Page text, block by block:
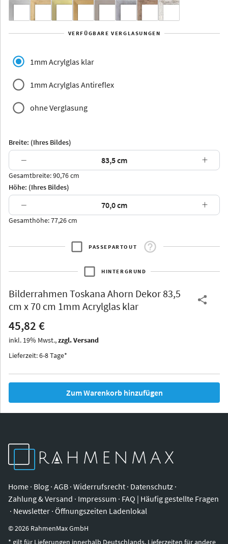
Yukon Alaska
Jersey Dauphine
Arran Luzern
Thurgau
Iowa
VERFÜGBARE VERGLASUNGEN
1mm Acrylglas klar
1mm Acrylglas Antireflex
ohne Verglasung
Breite: (Ihres Bildes)
− +
Gesamtbreite: 90,76 cm
Höhe: (Ihres Bildes)
− +
Gesamthöhe: 77,26 cm
PASSEPARTOUT
HINTERGRUND
Bilderrahmen Toskana Ahorn Dekor 83,5
cm x 70 cm 1mm Acrylglas klar
45,82 €
inkl. 19% Mwst.,zzgl. Versand
Lieferzeit: 6-8 Tage*
Zum Warenkorb hinzufügen
Home · Blog · AGB · Widerrufsrecht · Datenschutz ·
Zahlung & Versand · Impressum · FAQ | Häufig gestellte Fragen
· Newsletter · Öffnungszeiten Ladenlokal
©2026 RahmenMax GmbH
* gilt für Lieferungen innerhalb Deutschlands, Lieferzeiten für andere